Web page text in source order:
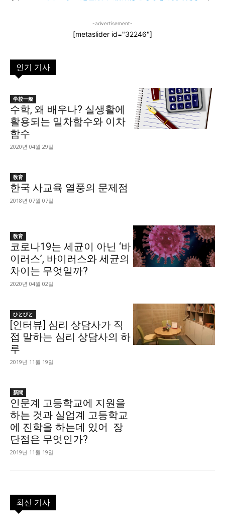
-advertisement-
[metaslider id="32246"]
인기 기사
学校一般
수학, 왜 배우나? 실생활에
활용되는 일차함수와 이차
함수
2020년 04월 29일
敎育
한국 사교육 열풍의 문제점
2018년 07월 07일
敎育
코로나19는 세균이 아닌 ‘바
이러스’, 바이러스와 세균의
차이는 무엇일까?
2020년 04월 02일
ひとびと
[인터뷰] 심리 상담사가 직
접 말하는 심리 상담사의 하
루
2019년 11월 19일
新聞
인문계 고등학교에 지원을
하는 것과 실업계 고등학교
에 진학을 하는데 있어 장
단점은 무엇인가?
2019년 11월 19일
최신 기사